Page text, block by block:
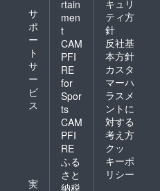
サ
ポ
ー
ト
サ
ー
ビ
ス
実
rtain
men
t
CAM
PFI
RE
for
Spor
ts
CAM
PFI
RE
ふる
さと
納税
キュリ
ティ方
針
反社基
本方針
カスタ
マーハ
ラスメ
ントに
対する
考え方
クッ
キーポ
リシー